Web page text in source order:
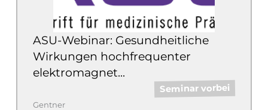
ASU-Webinar: Gesundheitliche
Wirkungen hochfrequenter
elektromagnet...
Seminar vorbei
Gentner